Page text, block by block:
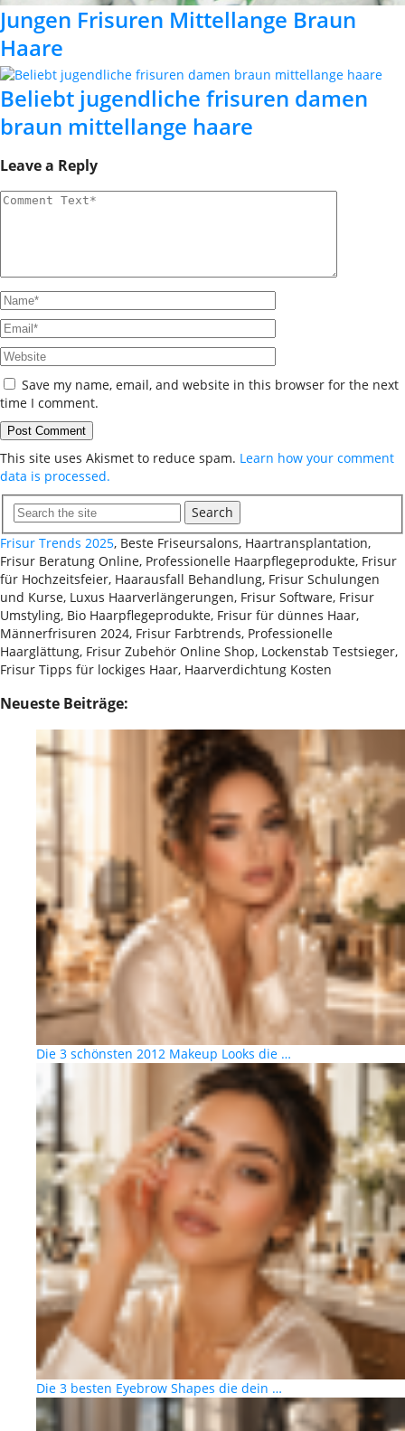
Jungen Frisuren Mittellange Braun
Haare
Beliebt jugendliche frisuren damen
braun mittellange haare
Leave a Reply
Save my name, email, and website in this browser for the next
time I comment.
This site uses Akismet to reduce spam. Learn how your comment
data is processed.
Search
Frisur Trends 2025, Beste Friseursalons, Haartransplantation,
Frisur Beratung Online, Professionelle Haarpflegeprodukte, Frisur
für Hochzeitsfeier, Haarausfall Behandlung, Frisur Schulungen
und Kurse, Luxus Haarverlängerungen, Frisur Software, Frisur
Umstyling, Bio Haarpflegeprodukte, Frisur für dünnes Haar,
Männerfrisuren 2024, Frisur Farbtrends, Professionelle
Haarglättung, Frisur Zubehör Online Shop, Lockenstab Testsieger,
Frisur Tipps für lockiges Haar, Haarverdichtung Kosten
Neueste Beiträge:
Die 3 schönsten 2012 Makeup Looks die …
Die 3 besten Eyebrow Shapes die dein …